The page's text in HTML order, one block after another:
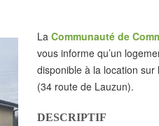
LaCommunauté de
vous informe qu’un
disponible à la location
(34 route de Lauzun).
DESCRIPTIF